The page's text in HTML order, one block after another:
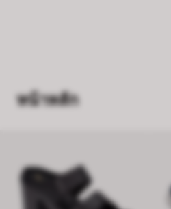
หน้าหลัก